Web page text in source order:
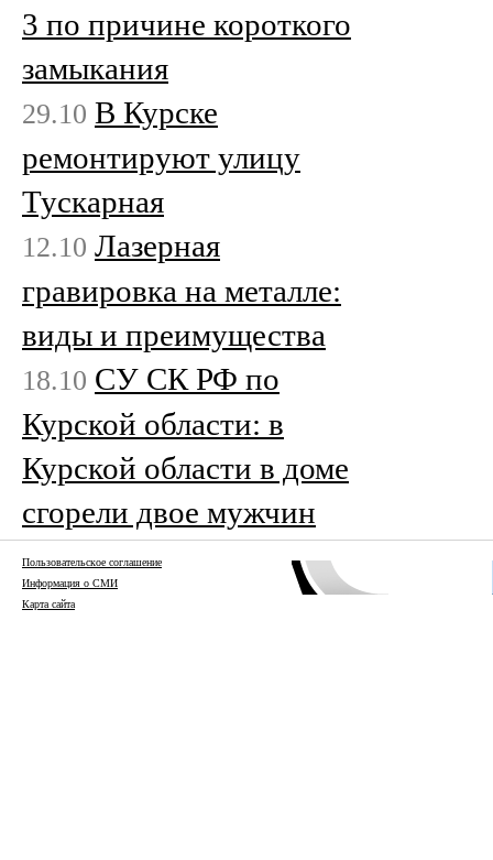
3 по причине короткого
замыкания
29.10 В Курске
ремонтируют улицу
Тускарная
12.10 Лазерная
гравировка на металле:
виды и преимущества
18.10 СУ СК РФ по
Курской области: в
Курской области в доме
сгорели двое мужчин
Пользовательское соглашение
Информация о СМИ
Карта сайта